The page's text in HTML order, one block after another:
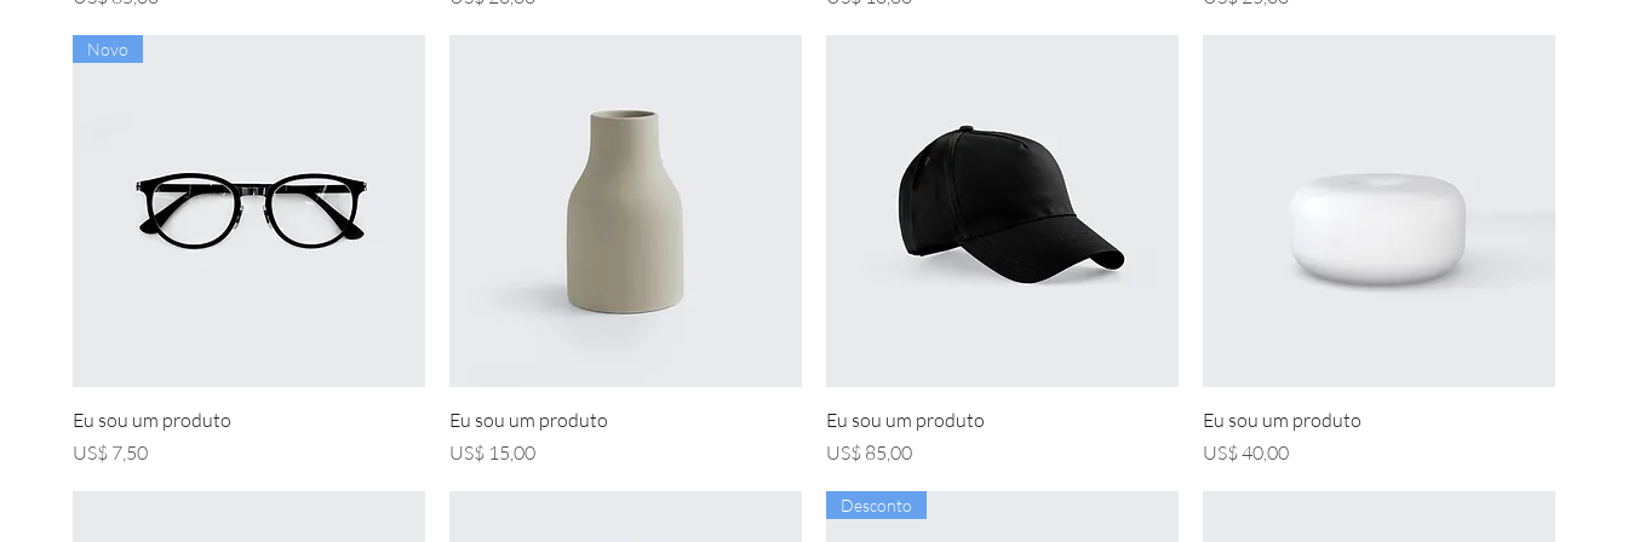
Visualização rápida
Novo
Eu sou um produto
Preço
US$ 7,50
Visualização rápida
Eu sou um produto
Preço
US$ 15,00
Visualização rápida
Eu sou um produto
Preço
US$ 85,00
Visualização rápida
Eu sou um produto
Preço
US$ 40,00
Desconto